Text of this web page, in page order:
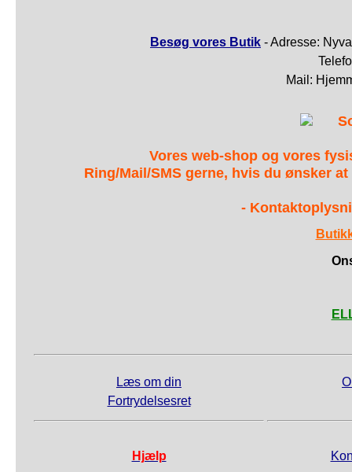
Besøg vores Butik - Adresse:
Mail:
Vores web-shop og vores
Ring/Mail/SMS gerne, hvis du ønsker
-
Læs om din
Fortrydelsesret
Hjælp